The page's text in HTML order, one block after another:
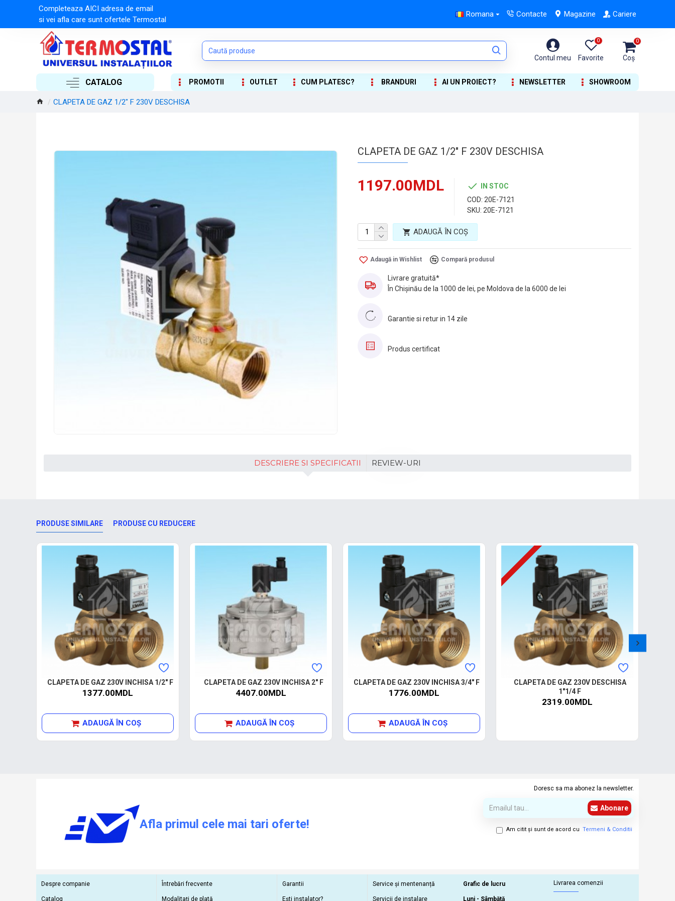
Completeaza AICI adresa de email
si vei afla care sunt ofertele Termostal
Romana Contacte Magazine Cariere
Contul meu Favorite
0
Coș
0
CATALOG PROMOTII OUTLET CUM PLATESC? BRANDURI AI UN PROIECT? NEWSLETTER SHOWROOM
CLAPETA DE GAZ 1/2" F 230V DESCHISA
CLAPETA DE GAZ 1/2" F 230V DESCHISA
1197.00MDL
IN STOC
COD: 20E-7121
SKU: 20E-7121
ADAUGĂ ÎN COŞ
Adaugă in Wishlist Compară produsul
Livrare gratuită*
În Chișinău de la 1000 de lei, pe Moldova de la 6000 de lei
Garantie si retur in 14 zile
Produs certificat
DESCRIERE SI SPECIFICATII REVIEW-URI
PRODUSE SIMILARE PRODUSE CU REDUCERE
CLAPETA DE GAZ 230V INCHISA 1/2" F
1377.00MDL
ADAUGĂ ÎN COŞ
CLAPETA DE GAZ 230V INCHISA 2" F
4407.00MDL
ADAUGĂ ÎN COŞ
CLAPETA DE GAZ 230V INCHISA 3/4" F
1776.00MDL
ADAUGĂ ÎN COŞ
CLAPETA DE GAZ 230V DESCHISA
1"1/4 F
2319.00MDL
Afla primul cele mai tari oferte!
Doresc sa ma abonez la newsletter.
Abonare
Am citit şi sunt de acord cu Termeni & Conditii
Despre companie
Catalog
Întrebări frecvente
Modalitați de plată
Garantii
Ești instalator?
Service și mentenanță
Servicii de instalare
Grafic de lucru
Luni - Sâmbătă
Livrarea comenzii